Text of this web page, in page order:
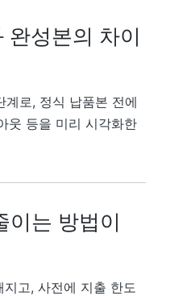
완성본의 차이
계로, 정식 납품본 전에
웃 등을 미리 시각화한
이는 방법이
고, 사전에 지출 한도